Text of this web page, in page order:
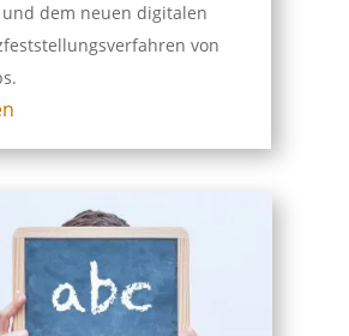
dem neuen digitalen
von